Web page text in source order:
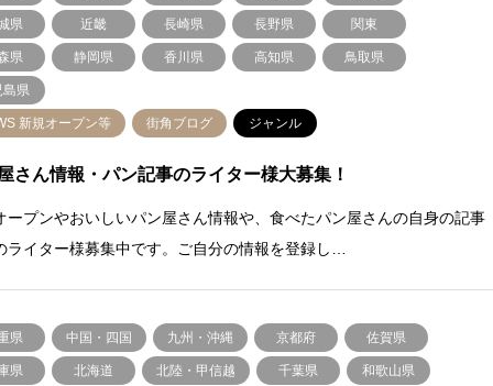
県 近畿 長崎県 長野県 関東
県 静岡県 香川県 高知県 鳥取県
島県
新規オープン等 街角ブログ ジャンル
さん情報・パン記事のライター様大募集！
ープンやおいしいパン屋さん情報や、食べたパン屋さんの自身の記事
ライター様募集中です。ご自分の情報を登録し…
県 中国・四国 九州・沖縄 京都府 佐賀県
県 北海道 北陸・甲信越 千葉県 和歌山県